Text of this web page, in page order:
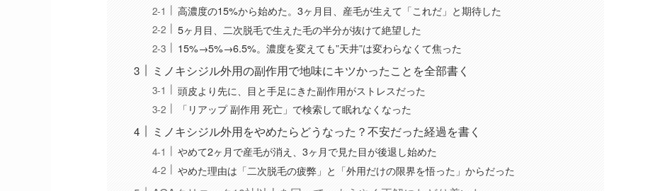
高濃度の15%から始めた。3ヶ月目、産毛が生えて「これだ」と期待した
5ヶ月目、二次脱毛で生えた毛の半分が抜けて絶望した
15%→5%→6.5%。濃度を変えても”天井”は変わらなくて焦った
ミノキシジル外用の副作用で地味にキツかったことを全部書く
頭皮より先に、目と手足にきた副作用がストレスだった
「リアップ 副作用 死亡」で検索して眠れなくなった
ミノキシジル外用をやめたらどうなった？不安だった経過を書く
やめて2ヶ月で産毛が消え、3ヶ月で見た目が後退し始めた
やめた理由は「二次脱毛の疲弊」と「外用だけの限界を悟った」からだった